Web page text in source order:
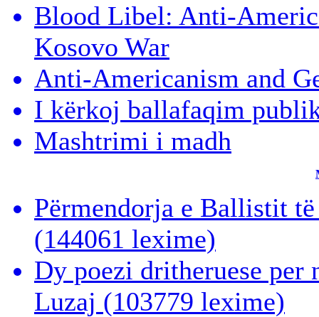
Blood Libel: Anti-
Kosovo War
Anti-Americanism and
I kërkoj ballafaqim
Mashtrimi i madh
Përmendorja e Ballistit
(144061 lexime)
Dy poezi dritheruese per
Luzaj (103779 lexime)